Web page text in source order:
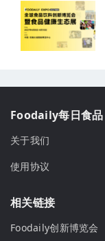
Foodaily每日食品
关于我们
使用协议
相关链接
Foodaily创新博览会